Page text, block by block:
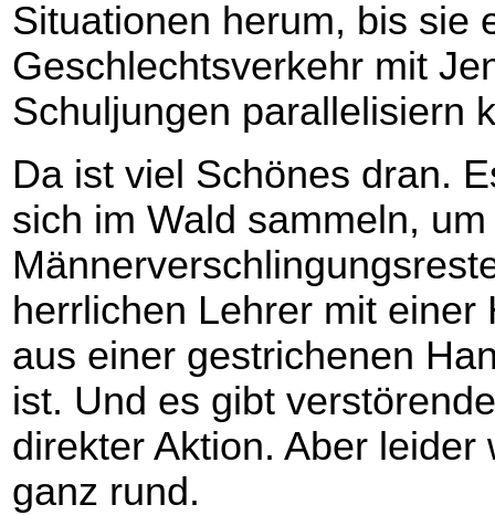
Situationen herum, bis sie
Geschlechtsverkehr mit
Schuljungen parallelisiern
Da ist viel Schönes dran.
sich im Wald sammeln,
herrlichen Lehrer mit
aus einer gestrichenen
ist. Und es gibt
direkter Aktion. Aber
ganz rund.